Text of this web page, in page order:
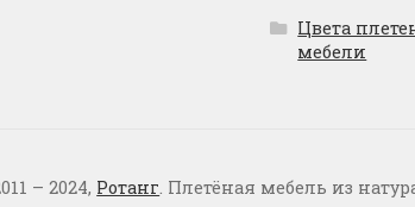
Цвета
мебели
– 2024, Ротанг. Плетёная мебель из